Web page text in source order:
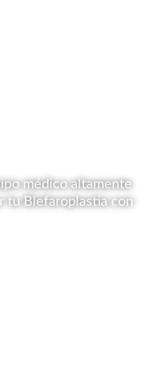
médico altamente
tu Blefaroplastia con